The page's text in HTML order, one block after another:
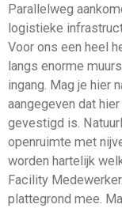
Parallelweg
logistieke
Voor ons een heel
langs enorme
ingang. Mag je hier
aangegeven dat
gevestigd is.
openruimte met
worden hartelijk
Facility
plattegrond mee.